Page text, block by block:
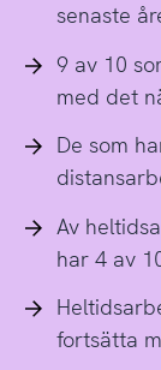
senaste
9 av 10
med det
De som
Av
har 4 av
fortsätta